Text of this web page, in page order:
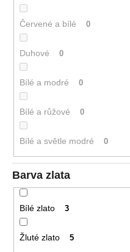
Červené a bílé 0
Duhové 0
Bílé a modré 0
Bílé a růžové 0
Bílé a světle modré 0
Barva zlata
Bílé zlato 3
Žluté zlato 5